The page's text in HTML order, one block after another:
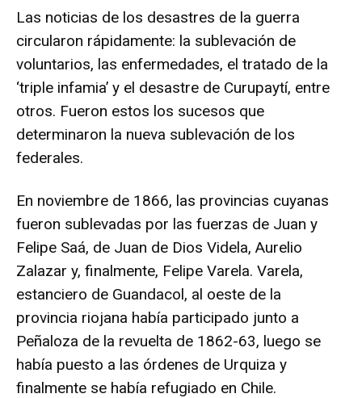
Las noticias de los desastres de la guerra
circularon rápidamente: la sublevación de
voluntarios, las enfermedades, el tratado de la
‘triple infamia’ y el desastre de Curupaytí, entre
otros. Fueron estos los sucesos que
determinaron la nueva sublevación de los
federales.
En noviembre de 1866, las provincias cuyanas
fueron sublevadas por las fuerzas de Juan y
Felipe Saá, de Juan de Dios Videla, Aurelio
Zalazar y, finalmente, Felipe Varela. Varela,
estanciero de Guandacol, al oeste de la
provincia riojana había participado junto a
Peñaloza de la revuelta de 1862-63, luego se
había puesto a las órdenes de Urquiza y
finalmente se había refugiado en Chile.